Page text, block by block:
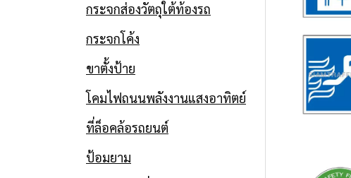
กระจกส่องวัตถุใต้ท้องรถ
กระจกโค้ง
ขาตั้งป้าย
โคมไฟถนนพลังงานแสงอาทิตย์
ที่ล็อคล้อรถยนต์
ป้อมยาม